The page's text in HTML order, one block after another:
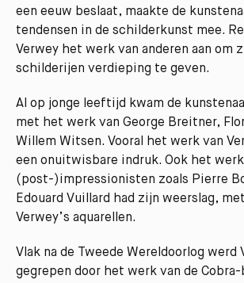
een eeuw beslaat, maakte de
tendensen in de schilderkunst mee.
Verwey het werk van anderen aan om
schilderijen verdieping te geven.
Al op jonge leeftijd kwam de
met het werk van George Breitner,
Willem Witsen. Vooral het werk van
een onuitwisbare indruk. Ook het werk
(post-)impressionisten zoals Pierre
Edouard Vuillard had zijn weerslag,
Verwey’s aquarellen.
Vlak na de Tweede Wereldoorlog werd
gegrepen door het werk van de